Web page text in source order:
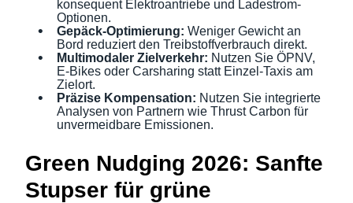
konsequent Elektroantriebe und Ladestrom-
Optionen.
Gepäck-Optimierung: Weniger Gewicht an
Bord reduziert den Treibstoffverbrauch direkt.
Multimodaler Zielverkehr: Nutzen Sie ÖPNV,
E-Bikes oder Carsharing statt Einzel-Taxis am
Zielort.
Präzise Kompensation: Nutzen Sie integrierte
Analysen von Partnern wie Thrust Carbon für
unvermeidbare Emissionen.
Green Nudging 2026: Sanfte
Stupser für grüne